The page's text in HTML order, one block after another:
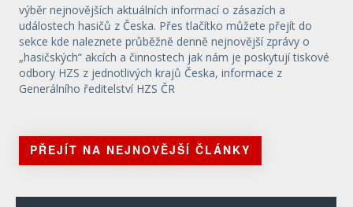
výběr nejnovějších aktuálních informací o zásazích a
událostech hasičů z Česka. Přes tlačítko můžete přejít do
sekce kde naleznete průběžně denně nejnovější zprávy o
„hasičských“ akcích a činnostech jak nám je poskytují tiskové
odbory HZS z jednotlivých krajů Česka, informace z
Generálního ředitelství HZS ČR
PŘEJÍT NA NEJNOVĚJŠÍ ČLÁNKY